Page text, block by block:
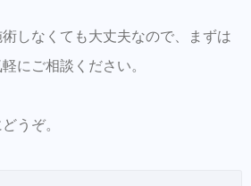
しなくても大丈夫なので、まずは
にご相談ください。
うぞ。